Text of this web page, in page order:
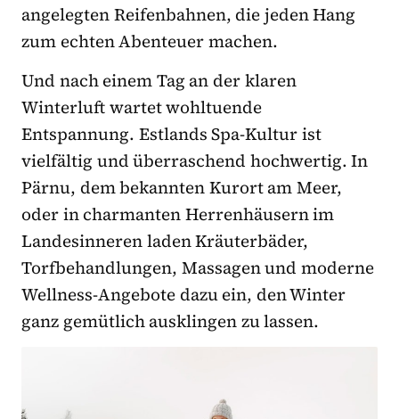
angelegten Reifenbahnen, die jeden Hang
zum echten Abenteuer machen.
Und nach einem Tag an der klaren
Winterluft wartet wohltuende
Entspannung. Estlands Spa-Kultur ist
vielfältig und überraschend hochwertig. In
Pärnu, dem bekannten Kurort am Meer,
oder in charmanten Herrenhäusern im
Landesinneren laden Kräuterbäder,
Torfbehandlungen, Massagen und moderne
Wellness-Angebote dazu ein, den Winter
ganz gemütlich ausklingen zu lassen.